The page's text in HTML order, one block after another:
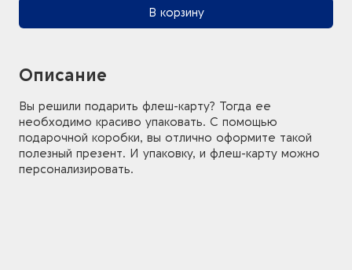
В корзину
Описание
Вы решили подарить флеш-карту? Тогда ее
необходимо красиво упаковать. С помощью
подарочной коробки, вы отлично оформите такой
полезный презент. И упаковку, и флеш-карту можно
персонализировать.